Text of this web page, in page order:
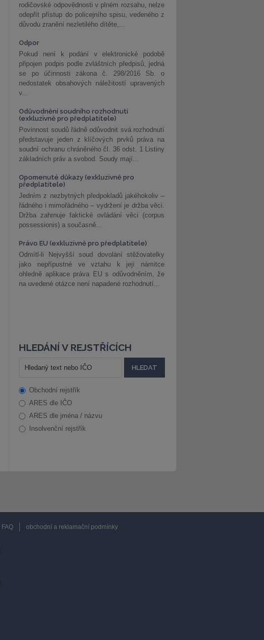
rodičovské odpovědnosti v plném rozsahu, nelze
odepřít přístup do policejního spisu, vedeného z
důvodu zranění nezletilého dítěte,...
Odpor
Pokud není k podání v elektronické podobě
připojen podpis podle zvláštních předpisů, jedná
se po účinnosti zákona č. 298/2016 Sb. o
nedostatek obsahových náležitostí upravených
v...
Odůvodnění soudního rozhodnutí
(exkluzivně pro předplatitele)
Povinnost soudů řádně odůvodnit svá rozhodnutí
představuje jeden z klíčových prvků práva na
soudní ochranu chráněného čl. 36 odst. 1 Listiny
základních práv a svobod. Soudy mají...
Opomenuté důkazy (exkluzivně pro
předplatitele)
Jedním z nezbytných předpokladů jakéhokoliv –
řádného i mimořádného – vydržení je držba věci.
Držba zahrnuje faktické ovládání věci (corpus
possessionis) a současně...
Právo EU (exkluzivně pro předplatitele)
Odmítl-li Nejvyšší soud dovolání stěžovatelky
jako nepřípustné ve vztahu k její námitce
ohledně aplikace práva EU s odůvodněním, že
na uvedené otázce není napadené rozhodnutí...
HLEDÁNÍ V REJSTŘÍCÍCH
Obchodní rejstřík
ARES dle IČO
ARES dle jména / názvu
Insolvenční rejstřík
FAQ obchodní a reklamační podmínky